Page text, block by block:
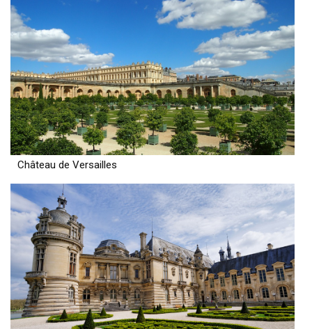
Château de Versailles